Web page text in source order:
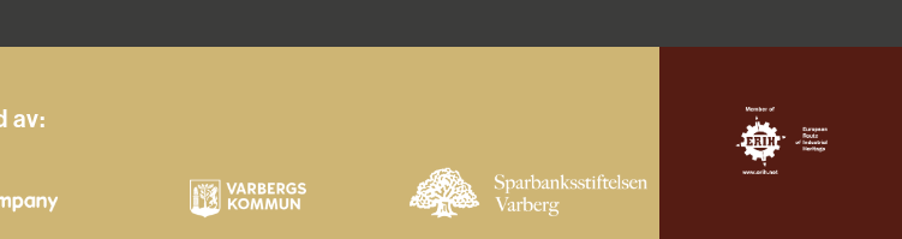
av: